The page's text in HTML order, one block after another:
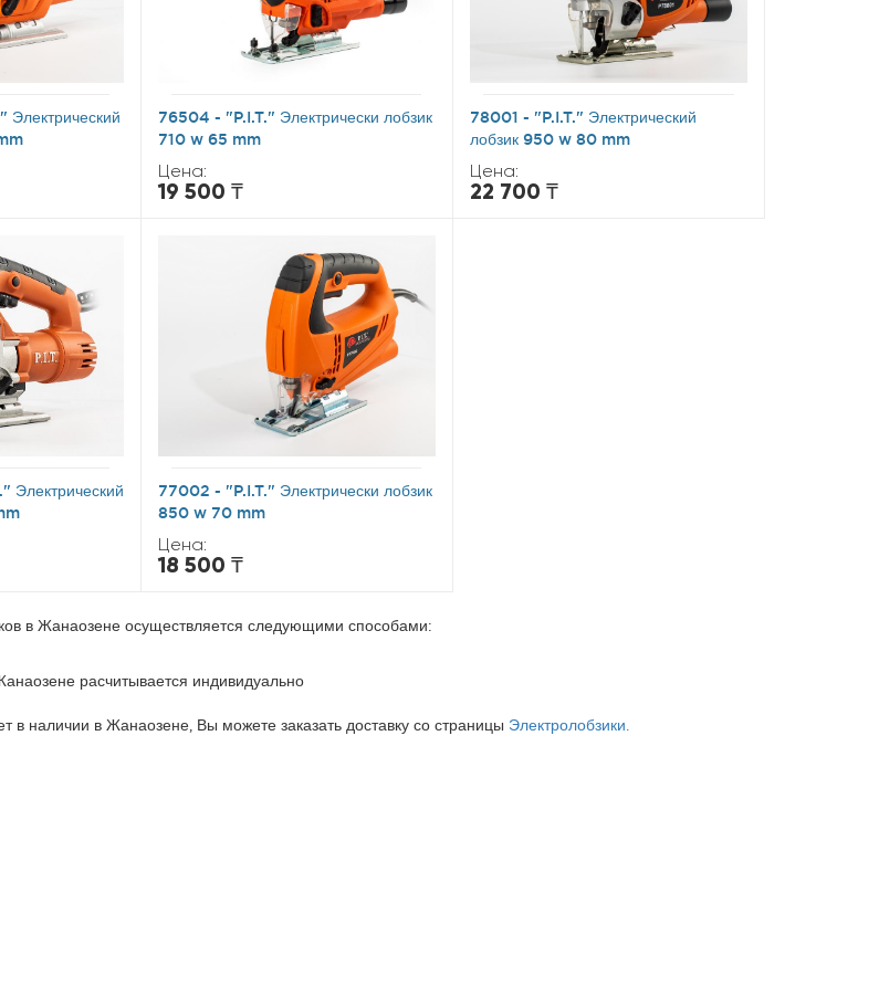
Электрический
76504 - "P.I.T." Электрически лобзик
710 w 65 mm
Цена:
19 500 ₸
78001 - "P.I.T." Электрический
лобзик 950 w 80 mm
Цена:
22 700 ₸
Электрический
77002 - "P.I.T." Электрически лобзик
850 w 70 mm
Цена:
18 500 ₸
в Жанаозене осуществляется следующими способами:
расчитывается индивидуально
в наличии в Жанаозене, Вы можете заказать доставку со страницы Электролобзики.